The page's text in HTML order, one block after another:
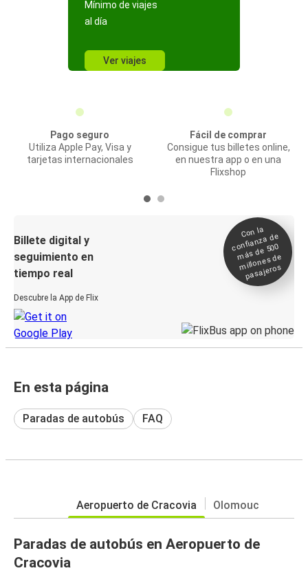
Mínimo de viajes
al día
Ver viajes
Pago seguro
Utiliza Apple Pay, Visa y
tarjetas internacionales
Fácil de comprar
Consigue tus billetes online,
en nuestra app o en una
Flixshop
Billete digital y
seguimiento en
tiempo real
Descubre la App de Flix
Con la
confianza de
más de 500
millones de
pasajeros
En esta página
Paradas de autobús FAQ
Aeropuerto de Cracovia Olomouc
Paradas de autobús en Aeropuerto de
Cracovia